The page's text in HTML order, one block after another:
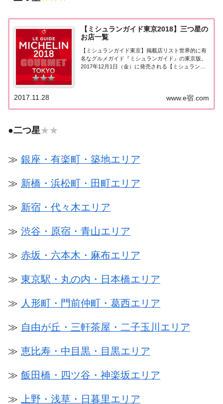
【ミシュランガイド東京2018】三つ星の
お店一覧
【ミシュランガイド東京】掲載店リスト世界的に有
名なグルメガイド『ミシュランガイド』の東京版。
2017年12月1日（金）に発売される【ミシュランガ
www.e宿.com
2017.11.28
●二つ星★★
≫ 銀座・有楽町・築地エリア
≫ 新橋・浜松町・田町エリア
≫ 新宿・代々木エリア
≫ 渋谷・原宿・青山エリア
≫ 赤坂・六本木・麻布エリア
≫ 東京駅・丸の内・日本橋エリア
≫ 人形町・門前仲町・葛西エリア
≫ 自由が丘・三軒茶屋・二子玉川エリア
≫ 恵比寿・中目黒・目黒エリア
≫ 飯田橋・四ツ谷・神楽坂エリア
≫ 上野・浅草・日暮里エリア